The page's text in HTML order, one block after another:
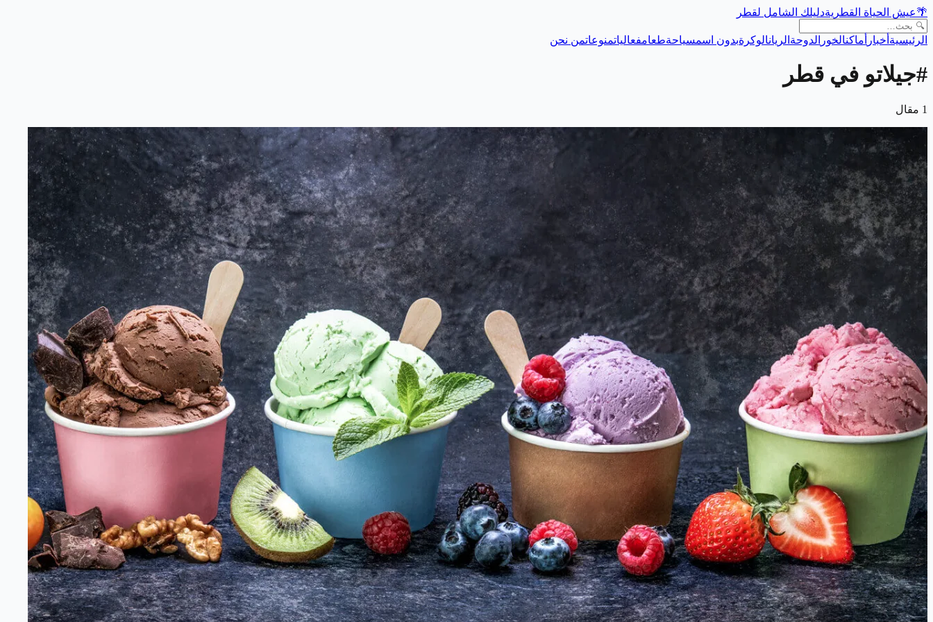
🌴عيش الحياة القطريةدليلك الشامل لقطر
الرئيسية أخبار أماكنالخور الدوحة الريانالوكرةبدون اسمسياحةطعامفعالياتمنوعاتمن نحن
#جيلاتو في قطر
1 مقال